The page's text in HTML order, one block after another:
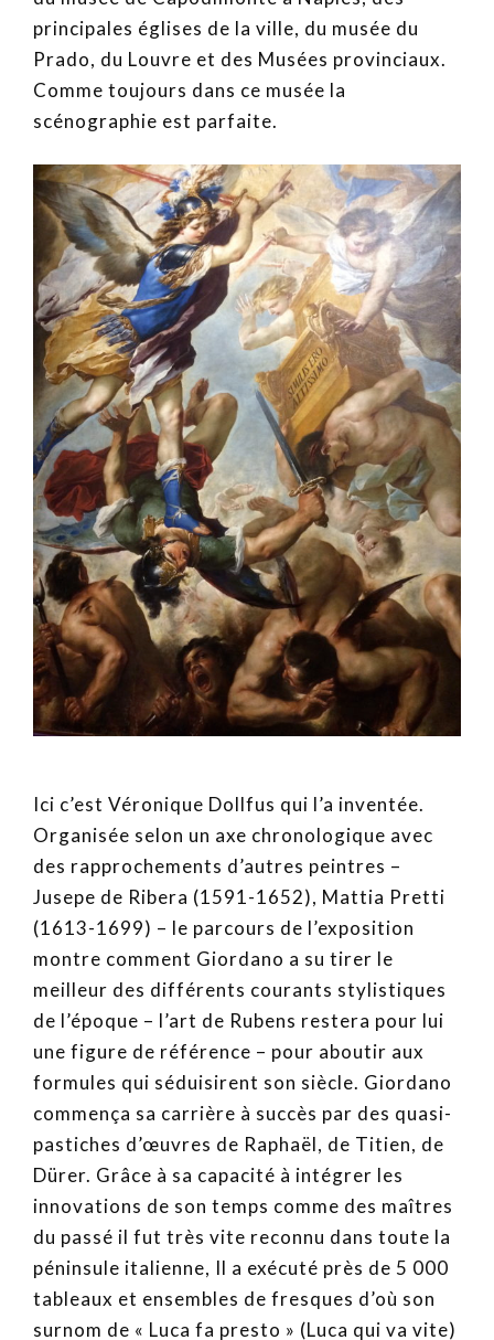
principales églises de la ville, du musée du
Prado, du Louvre et des Musées provinciaux.
Comme toujours dans ce musée la
scénographie est parfaite.
Ici c’est Véronique Dollfus qui l’a inventée.
Organisée selon un axe chronologique avec
des rapprochements d’autres peintres –
Jusepe de Ribera (1591-1652), Mattia Pretti
(1613-1699) – le parcours de l’exposition
montre comment Giordano a su tirer le
meilleur des différents courants stylistiques
de l’époque – l’art de Rubens restera pour lui
une figure de référence – pour aboutir aux
formules qui séduisirent son siècle. Giordano
commença sa carrière à succès par des quasi-
pastiches d’œuvres de Raphaël, de Titien, de
Dürer. Grâce à sa capacité à intégrer les
innovations de son temps comme des maîtres
du passé il fut très vite reconnu dans toute la
péninsule italienne, Il a exécuté près de 5 000
tableaux et ensembles de fresques d’où son
surnom de « Luca fa presto » (Luca qui va vite)